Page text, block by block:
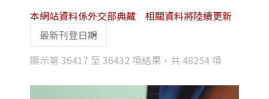
顯示第 36417 至 36432 項結果，共 48254 項
latest
本網站資料係外交部典藏 相關資料將陸續更新